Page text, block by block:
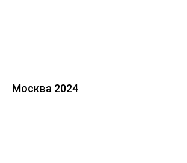
Москва 2024